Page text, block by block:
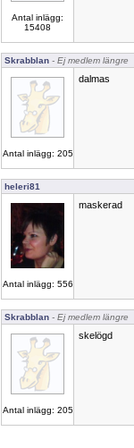
Antal inlägg:
15408
Skrabblan - Ej medlem längre
Antal inlägg: 205
dalmas
heleri81
Antal inlägg: 556
maskerad
Skrabblan - Ej medlem längre
Antal inlägg: 205
skelögd